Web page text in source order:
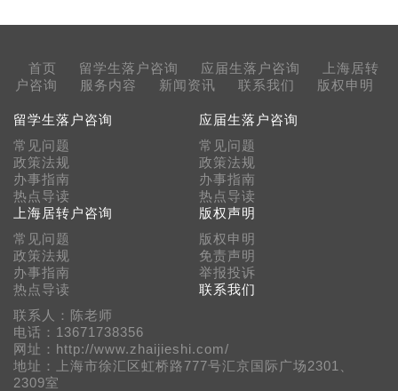
首页 留学生落户咨询 应届生落户咨询
上海居转
户咨询
服务内容 新闻资讯 联系我们 版权申明
留学生落户咨询
常见问题
政策法规
办事指南
热点导读
应届生落户咨询
常见问题
政策法规
办事指南
热点导读
上海居转户咨询
常见问题
政策法规
办事指南
热点导读
版权声明
版权申明
免责声明
举报投诉
联系我们
联系人：陈老师
电话：13671738356
网址：http://www.zhaijieshi.com/
地址：上海市徐汇区虹桥路777号汇京国际广场2301、
2309室